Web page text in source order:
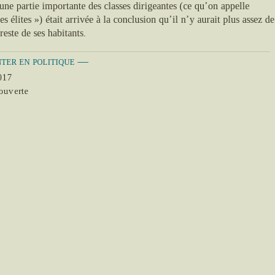
partie importante des classes dirigeantes (ce qu’on appelle
élites ») était arrivée à la conclusion qu’il n’y aurait plus assez de
de ses habitants.
en politique —